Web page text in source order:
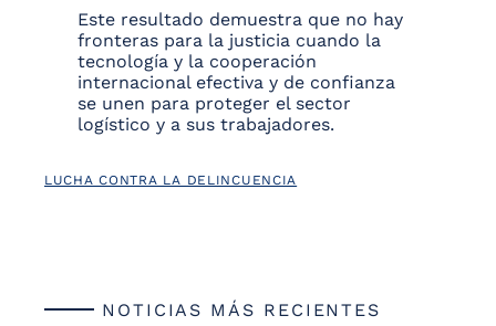
Este resultado demuestra que no hay
fronteras para la justicia cuando la
tecnología y la cooperación
internacional efectiva y de confianza
se unen para proteger el sector
logístico y a sus trabajadores.
LUCHA CONTRA LA DELINCUENCIA
NOTICIAS MÁS RECIENTES